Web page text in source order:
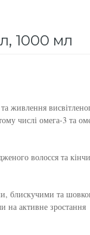
1000 мл
живлення
числі омега-3 та
волосся та
блискучими та
на активне зростання